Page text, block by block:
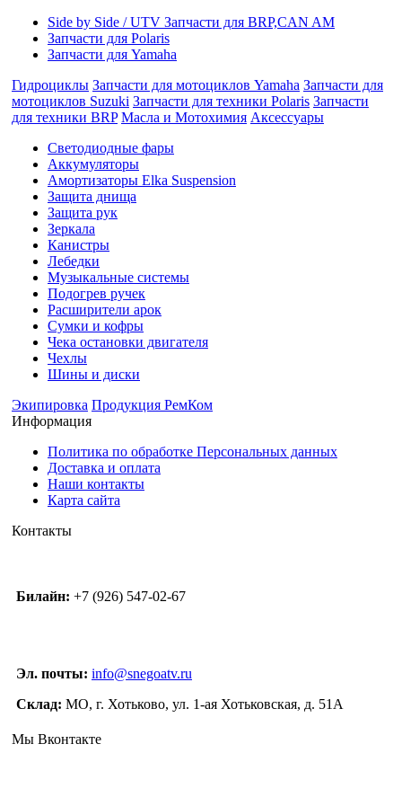
Side by Side / UTV Запчасти для BRP,CAN AM
Запчасти для Polaris
Запчасти для Yamaha
Гидроциклы Запчасти для мотоциклов Yamaha Запчасти для
мотоциклов Suzuki Запчасти для техники Polaris Запчасти
для техники BRP Масла и Мотохимия Аксессуары
Cветодиодные фары
Аккумуляторы
Амортизаторы Elka Suspension
Защита днища
Защита рук
Зеркала
Канистры
Лебедки
Музыкальные системы
Подогрев ручек
Расширители арок
Сумки и кофры
Чека остановки двигателя
Чехлы
Шины и диски
Экипировка Продукция РемКом
Информация
Политика по обработке Персональных данных
Доставка и оплата
Наши контакты
Карта сайта
Контакты
Билайн: +7 (926) 547-02-67
Эл. почты: info@snegoatv.ru
Склад: МО, г. Хотьково, ул. 1-ая Хотьковская, д. 51А
Мы Вконтакте